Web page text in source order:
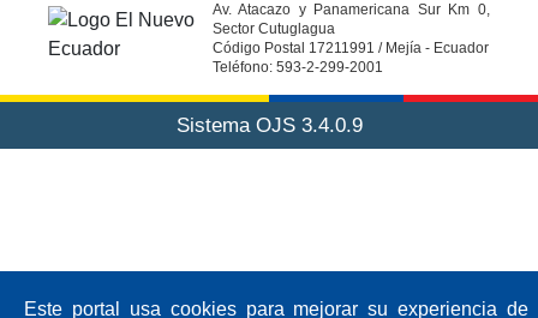
Av. Atacazo y Panamericana Sur Km 0,
Sector Cutuglagua
Código Postal 17211991 / Mejía - Ecuador
Teléfono: 593-2-299-2001
Este portal usa cookies para mejorar su experiencia de
Sistema OJS 3.4.0.9